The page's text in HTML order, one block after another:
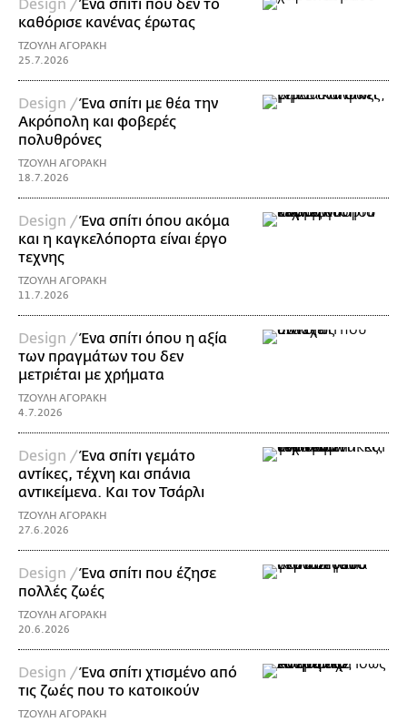
Design /Ένα σπίτι που δεν το
καθόρισε κανένας έρωτας
ΤΖΟΥΛΗ ΑΓΟΡΑΚΗ
25.7.2026
Design /Ένα σπίτι με θέα την
Ακρόπολη και φοβερές
πολυθρόνες
ΤΖΟΥΛΗ ΑΓΟΡΑΚΗ
18.7.2026
Design /Ένα σπίτι όπου ακόμα
και η καγκελόπορτα είναι έργο
τεχνης
ΤΖΟΥΛΗ ΑΓΟΡΑΚΗ
11.7.2026
Design /Ένα σπίτι όπου η αξία
των πραγμάτων του δεν
μετριέται με χρήματα
ΤΖΟΥΛΗ ΑΓΟΡΑΚΗ
4.7.2026
Design /Ένα σπίτι γεμάτο
αντίκες, τέχνη και σπάνια
αντικείμενα. Και τον Τσάρλι
ΤΖΟΥΛΗ ΑΓΟΡΑΚΗ
27.6.2026
Design /Ένα σπίτι που έζησε
πολλές ζωές
ΤΖΟΥΛΗ ΑΓΟΡΑΚΗ
20.6.2026
Design /Ένα σπίτι χτισμένο από
τις ζωές που το κατοικούν
ΤΖΟΥΛΗ ΑΓΟΡΑΚΗ